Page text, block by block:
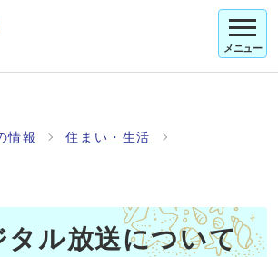
メニュー
情報 住まい・生活
タル放送について